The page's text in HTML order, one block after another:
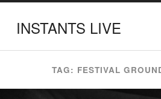
INSTANTS LIVE
TAG: FESTIVAL